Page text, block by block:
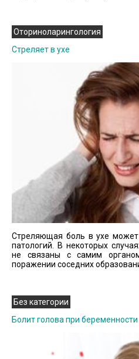
Оториноларингология
Cтреляет в ухе
Стреляющая боль в ухе
патологий. В некоторых
не связаны с самим
поражении соседних
Без категории
Болит голова при беременности